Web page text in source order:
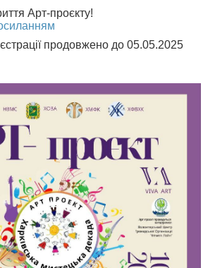
РОБОТА
ФОНОТЕКА
ПРИ ХМФК
Арт-проєкту!
продовжено до 05.05.2025